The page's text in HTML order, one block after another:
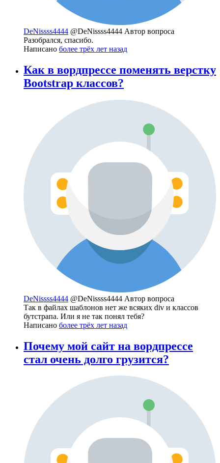
DeNissss4444 @DeNissss4444 Автор вопроса
Разобрался, спасибо.
Написано более трёх лет назад
Как в вордпрессе поменять верстку
Bootstrap классов?
DeNissss4444 @DeNissss4444 Автор вопроса
Так в файлах шаблонов нет же всяких div и классов
бутстрапа. Или я не так понял тебя?
Написано более трёх лет назад
Почему мой сайт на вордпрессе
стал очень долго грузится?